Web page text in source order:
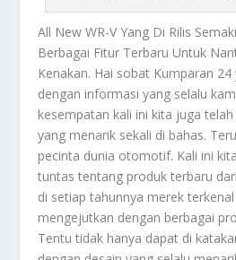
All New WR-V Yang Di Rilis
Berbagai Fitur Terbaru Untuk
Kenakan. Hai sobat Kumparan
dengan informasi yang selalu
kesempatan kali ini kita juga
yang menarik sekali di bahas.
pecinta dunia otomotif. Kali ini
tuntas tentang produk terbaru
di setiap tahunnya merek
mengejutkan dengan berbagai
Tentu tidak hanya dapat di